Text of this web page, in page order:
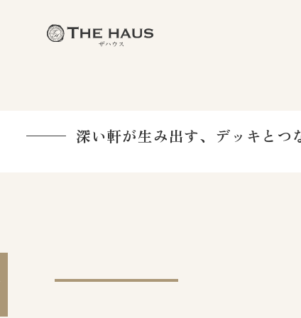
深い軒が生み出す、デッキと